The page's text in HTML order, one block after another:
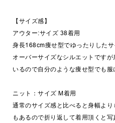
【サイズ感】
アウター:サイズ 38着用
身長168cm痩せ型でゆったりしたサ
オーバーサイズなシルエットです
いるので自分のような痩せ型でも
ニット：サイズ M着用
通常のサイズ感と比べると身幅よ
もあるので折り返して着用頂くと写